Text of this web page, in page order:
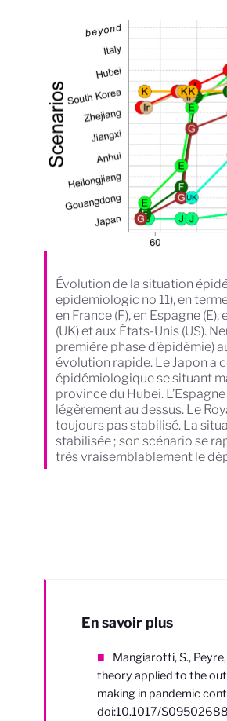
Évolution de la situation
epidemiologic no 11), en
en France (F), en Espagne (E),
(UK) et aux États-Unis (US).
première phase d’épidémie)
évolution rapide. Le Japon a
épidémiologique se situant
province du Hubei.
légèrement au dessus. Le
toujours pas stabilisé. La
stabilisée ; son scénario se
très vraisemblablement le
En savoir plus
Mangiarotti, S., Peyre,
theory applied to the
making in pandemic
doi:10.1017/